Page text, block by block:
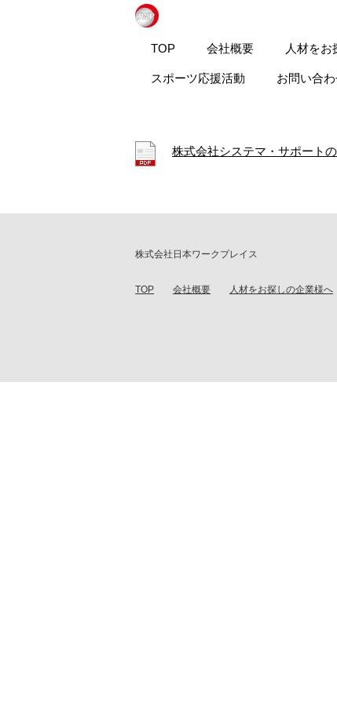
TOP 会社概要 人材をお
スポーツ応援活動 お問い合
【2025年度】事
株式会社システマ・サポート
株式会社日本ワークプレイス
TOP 会社概要 人材をお探しの企業様へ